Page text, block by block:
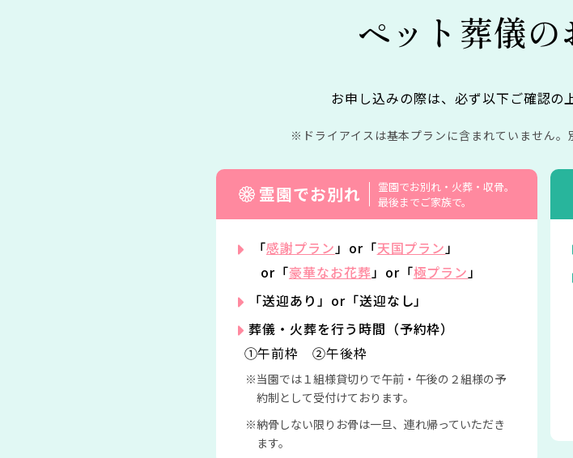
ペット葬儀の
お申し込みの際は、必ず以下ご確認の
ドライアイスは基本プランに含まれていません。
霊園でお別れ
霊園でお別れ・火葬・収骨。
最後までご家族で。
「感謝プラン」or「天国プラン」
or「豪華なお花葬」or「極プラン」
「送迎あり」or「送迎なし」
葬儀・火葬を行う時間（予約枠）
①午前枠 ②午後枠
当園では１組様貸切りで午前・午後の２組様の予
約制として受付けております。
納骨しない限りお骨は一旦、連れ帰っていただき
ます。